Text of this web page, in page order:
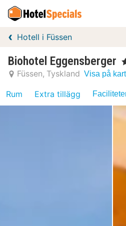
Hotell i Füssen
Biohotel Eggensberger ,
Füssen Tyskland Visa på
Rum Extra tillägg